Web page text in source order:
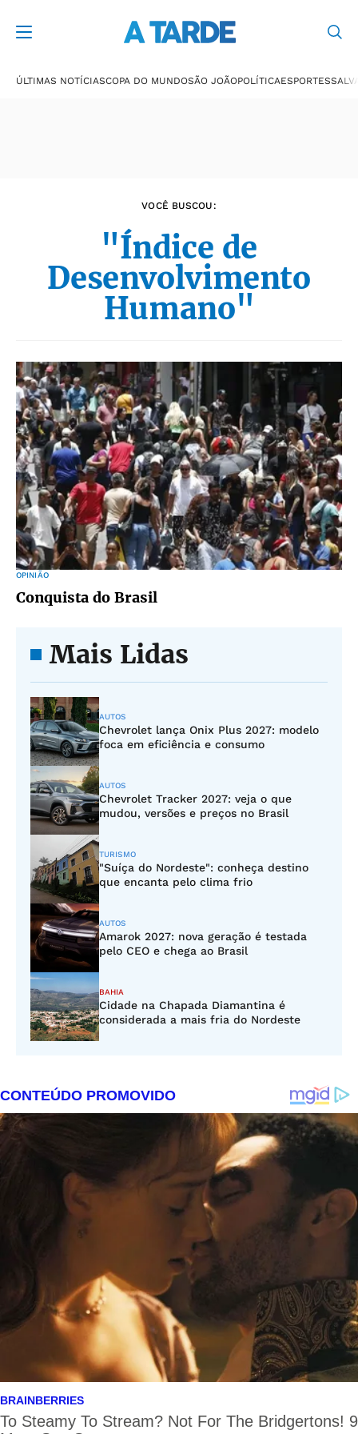
ÚLTIMAS NOTÍCIASCOPA DO MUNDOSÃO JOÃOPOLÍTICAESPORTES
VOCÊ BUSCOU:
"Índice de
Desenvolvimento
Humano"
OPINIÃO
Conquista do Brasil
Mais Lidas
AUTOS
Chevrolet lança Onix Plus 2027: modelo
foca em eficiência e consumo
AUTOS
Chevrolet Tracker 2027: veja o que
mudou, versões e preços no Brasil
TURISMO
"Suíça do Nordeste": conheça destino
que encanta pelo clima frio
AUTOS
Amarok 2027: nova geração é testada
pelo CEO e chega ao Brasil
BAHIA
Cidade na Chapada Diamantina é
considerada a mais fria do Nordeste